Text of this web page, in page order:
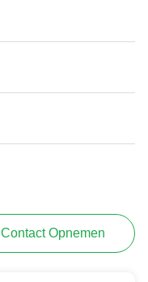
Contact Opnemen